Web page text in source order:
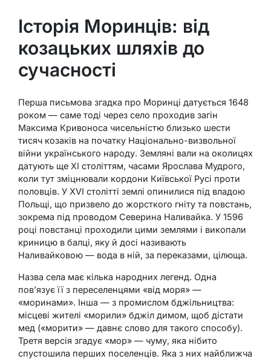
Історія Моринців: від
козацьких шляхів до
сучасності
Перша письмова згадка про Моринці датується 1648
роком — саме тоді через село проходив загін
Максима Кривоноса чисельністю близько шести
тисяч козаків на початку Національно-визвольної
війни українського народу. Земляні вали на околицях
датують ще XI століттям, часами Ярослава Мудрого,
коли тут зміцнювали кордони Київської Русі проти
половців. У XVI столітті землі опинилися під владою
Польщі, що призвело до жорсткого гніту та повстань,
зокрема під проводом Северина Наливайка. У 1596
році повстанці проходили цими землями і викопали
криницю в балці, яку й досі називають
Наливайковою — вода в ній, за переказами, цілюща.
Назва села має кілька народних легенд. Одна
пов’язує її з переселенцями «від моря» —
«моринами». Інша — з промислом бджільництва:
місцеві жителі «морили» бджіл димом, щоб дістати
мед («морити» — давнє слово для такого способу).
Третя версія згадує «мор» — чуму, яка нібито
спустошила перших поселенців. Яка з них найближча